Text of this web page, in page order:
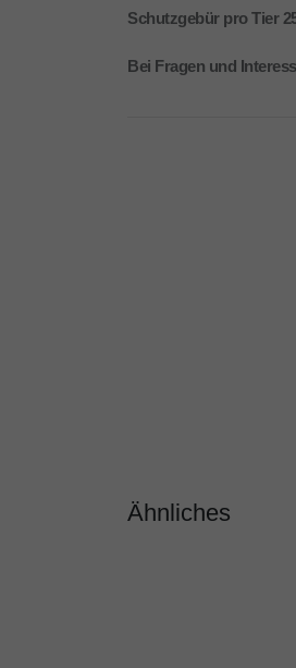
Schutzgebür pro Tier
Bei Fragen und
Ähnliches